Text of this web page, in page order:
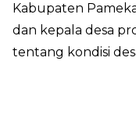
Kabupaten
dan kepala desa
tentang kondisi